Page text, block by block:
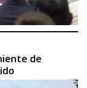
de